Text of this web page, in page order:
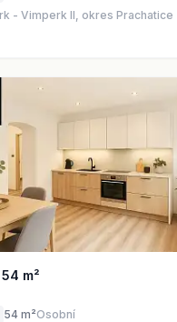
- Vimperk II, okres Prachatice
m²
54 m²Osobní